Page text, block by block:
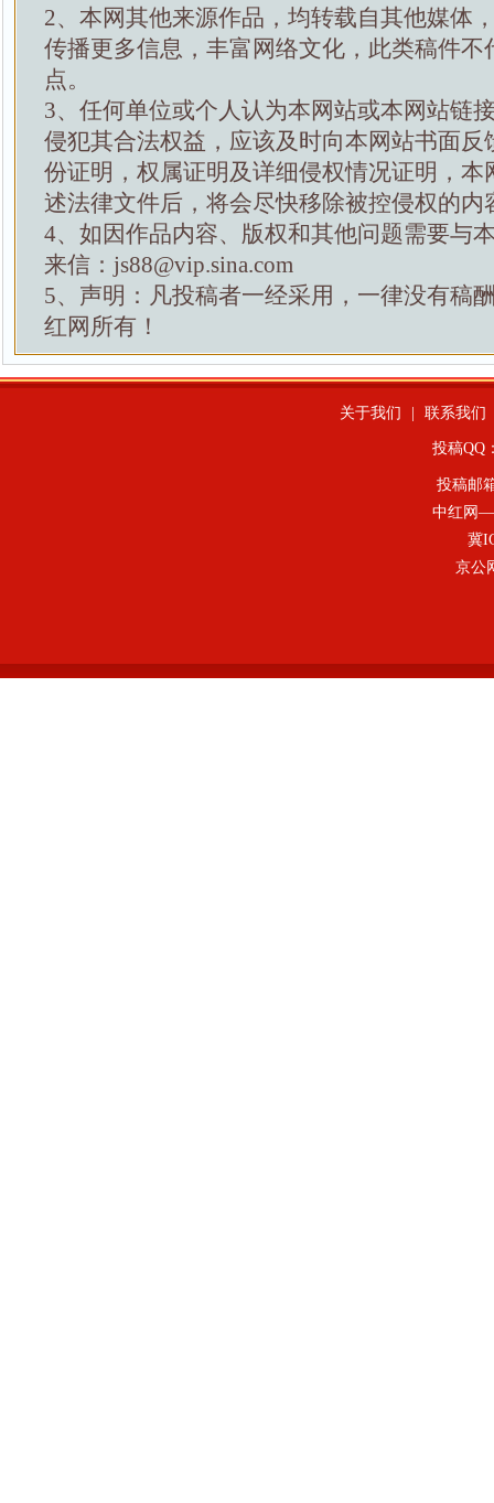
2、本网其他来源作品，均转载自其他媒体
传播更多信息，丰富网络文化，此类稿件不
点。
3、任何单位或个人认为本网站或本网站链
侵犯其合法权益，应该及时向本网站书面反
份证明，权属证明及详细侵权情况证明，本
述法律文件后，将会尽快移除被控侵权的内
4、如因作品内容、版权和其他问题需要与
来信：js88@vip.sina.com
5、声明：凡投稿者一经采用，一律没有稿
红网所有！
关于我们 联系我们
投稿QQ
投稿邮
中红网—
冀
京公